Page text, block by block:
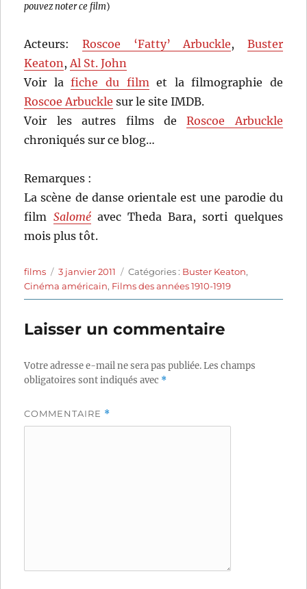
pouvez noter ce film)
Acteurs: Roscoe ‘Fatty’ Arbuckle, Buster
Keaton,Al St. John
Voir lafiche du filmet la filmographie de
Roscoe Arbuckle sur le site IMDB.
Voir les autres films deRoscoe Arbuckle
chroniqués sur ce blog…
Remarques :
La scène de danse orientale est une parodie du
film Saloméavec Theda Bara, sorti quelques
mois plus tôt.
Auteur
films
Publié
le
3 janvier 2011 Catégories
Catégories : Buster Keaton,
Cinéma américain, Films des années 1910-1919
Laisser un commentaire
Votre adresse e-mail ne sera pas publiée.Les champs
obligatoires sont indiqués avec *
COMMENTAIRE *